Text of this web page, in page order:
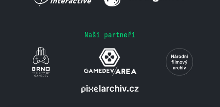
Naši partneři